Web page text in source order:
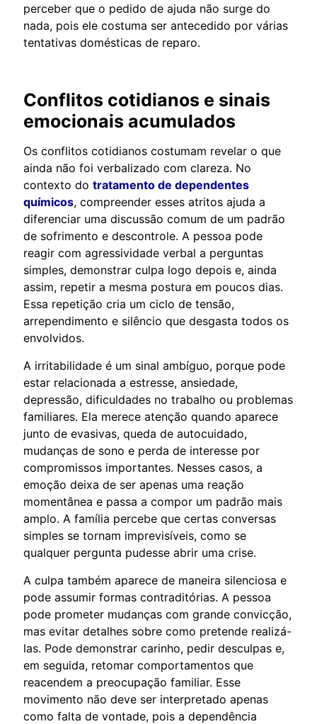
perceber que o pedido de ajuda não surge do
nada, pois ele costuma ser antecedido por várias
tentativas domésticas de reparo.
Conflitos cotidianos e sinais
emocionais acumulados
Os conflitos cotidianos costumam revelar o que
ainda não foi verbalizado com clareza. No
contexto do tratamento de dependentes
químicos, compreender esses atritos ajuda a
diferenciar uma discussão comum de um padrão
de sofrimento e descontrole. A pessoa pode
reagir com agressividade verbal a perguntas
simples, demonstrar culpa logo depois e, ainda
assim, repetir a mesma postura em poucos dias.
Essa repetição cria um ciclo de tensão,
arrependimento e silêncio que desgasta todos os
envolvidos.
A irritabilidade é um sinal ambíguo, porque pode
estar relacionada a estresse, ansiedade,
depressão, dificuldades no trabalho ou problemas
familiares. Ela merece atenção quando aparece
junto de evasivas, queda de autocuidado,
mudanças de sono e perda de interesse por
compromissos importantes. Nesses casos, a
emoção deixa de ser apenas uma reação
momentânea e passa a compor um padrão mais
amplo. A família percebe que certas conversas
simples se tornam imprevisíveis, como se
qualquer pergunta pudesse abrir uma crise.
A culpa também aparece de maneira silenciosa e
pode assumir formas contraditórias. A pessoa
pode prometer mudanças com grande convicção,
mas evitar detalhes sobre como pretende realizá-
las. Pode demonstrar carinho, pedir desculpas e,
em seguida, retomar comportamentos que
reacendem a preocupação familiar. Esse
movimento não deve ser interpretado apenas
como falta de vontade, pois a dependência